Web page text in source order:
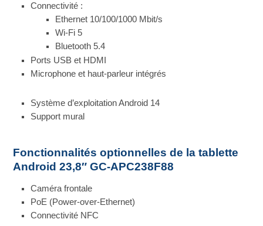
Connectivité :
Ethernet 10/100/1000 Mbit/s
Wi-Fi 5
Bluetooth 5.4
Ports USB et HDMI
Microphone et haut-parleur intégrés
Système d’exploitation Android 14
Support mural
Fonctionnalités optionnelles de la tablette
Android 23,8″ GC-APC238F88
Caméra frontale
PoE (Power-over-Ethernet)
Connectivité NFC